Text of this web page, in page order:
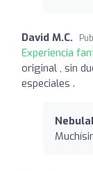
David M.C.
Experiencia
original , sin
especiales .